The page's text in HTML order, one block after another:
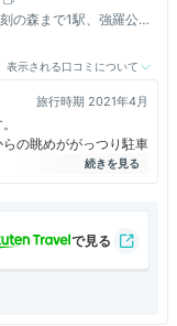
森まで1駅、強羅公園
表示される口コミについて
旅行時期 2021年4月
の眺めががっつり駐車
しなかったです。貸切
い場もないので子連れ
、風情があって良かっ
屋根があまり意味ない